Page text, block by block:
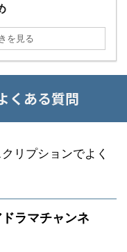
を見る
くある質問
リプションでよく
ラマチャンネ